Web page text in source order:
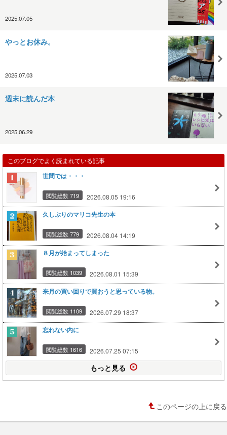
2025.07.05
やっとお休み。
2025.07.03
週末に読んだ本
2025.06.29
このブログでよく読まれている記事
世間では・・・
閲覧総数 719 2026.08.05 19:16
久しぶりのマリコ先生の本
閲覧総数 779 2026.08.04 14:19
８月が始まってしまった
閲覧総数 1039 2026.08.01 15:39
来月の買い回りで買おうと思っている物。
閲覧総数 1109 2026.07.29 18:37
忘れない内に
閲覧総数 1616 2026.07.25 07:15
もっと見る
このページの上に戻る